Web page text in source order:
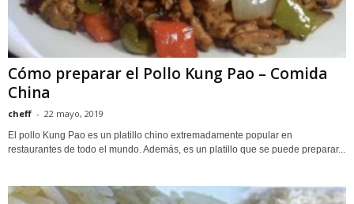
Cómo preparar el Pollo Kung Pao – Comida
China
cheff - 22 mayo, 2019
El pollo Kung Pao es un platillo chino extremadamente popular en
restaurantes de todo el mundo. Además, es un platillo que se puede preparar...